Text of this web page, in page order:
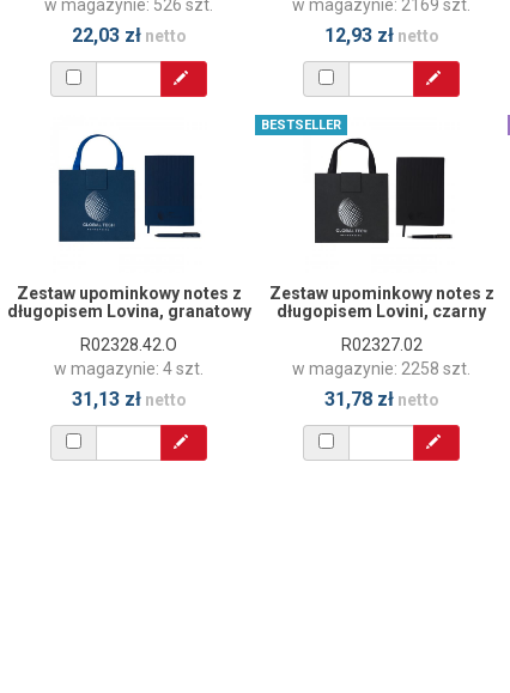
w magazynie: 526 szt.
22,03 złnetto
w magazynie: 2169 szt.
12,93 złnetto
Zestaw upominkowy notes z
długopisem Lovina, granatowy
R02328.42.O
w magazynie: 4 szt.
31,13 złnetto
BESTSELLER
Zestaw upominkowy notes z
długopisem Lovini, czarny
R02327.02
w magazynie: 2258 szt.
31,78 złnetto